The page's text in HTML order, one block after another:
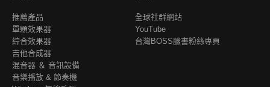
推薦產品
單顆效果器
綜合效果器
吉他合成器
混音器 ＆ 音訊設備
音樂播放 & 節奏機
全球社群網站
YouTube
台灣BOSS臉書粉絲專頁